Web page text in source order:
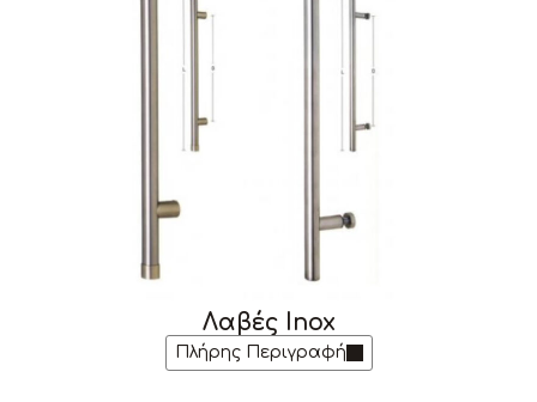
Λαβές Inox
Πλήρης Περιγραφή